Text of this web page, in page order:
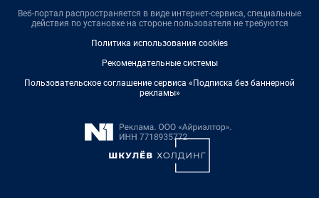
Веб-портал распространяется в виде интернет-сервиса, специальные
действия по установке на стороне пользователя не требуются
Политика использования cookies
Рекомендательные системы
Пользовательское соглашение сервиса «Подписка без баннерной
рекламы»